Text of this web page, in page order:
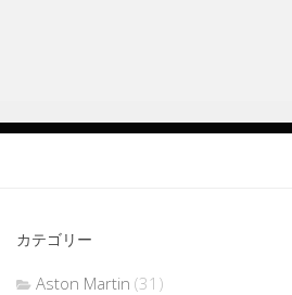
カテゴリー
Aston Martin (31)